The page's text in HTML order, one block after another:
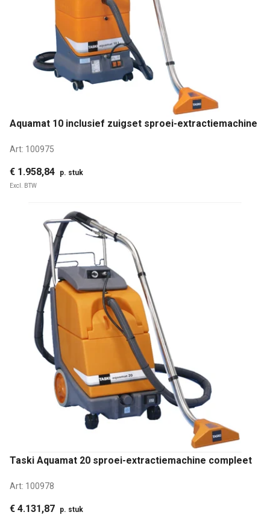
Aquamat 10 inclusief zuigset sproei-extractiemachine
Art: 100975
€ 1.958,84 p. stuk
Excl. BTW
Taski Aquamat 20 sproei-extractiemachine compleet
Art: 100978
€ 4.131,87 p. stuk